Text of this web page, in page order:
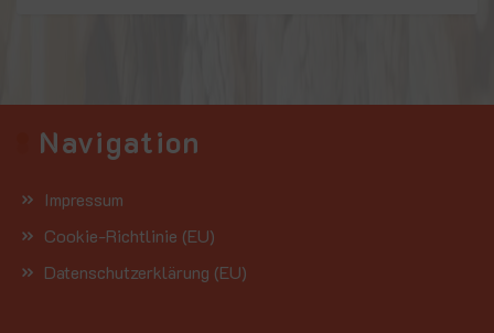
Navigation
Impressum
Cookie-Richtlinie (EU)
Datenschutzerklärung (EU)